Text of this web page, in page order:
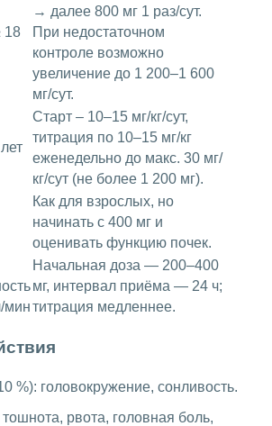
18
→ далее 800 мг 1 раз/сут.
При недостаточном
контроле возможно
увеличение до 1 200–1 600
мг/сут.
Старт – 10–15 мг/кг/сут,
титрация по 10–15 мг/кг
еженедельно до макс. 30 мг/
кг/сут (не более 1 200 мг).
Как для взрослых, но
начинать с 400 мг и
оценивать функцию почек.
мин
Начальная доза — 200–400
мг, интервал приёма — 24 ч;
титрация медленнее.
%): головокружение, сонливость.
рвота, головная боль,